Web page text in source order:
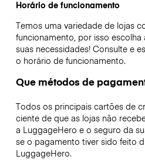
Horário de funcionamento
Temos uma variedade de lojas
funcionamento, por isso
suas necessidades! Consulte e
o horário de funcionamento.
Que métodos de
Todos os principais cartões de
ciente de que as lojas não
a LuggageHero e o seguro da
se o pagamento tiver sido feito
LuggageHero.